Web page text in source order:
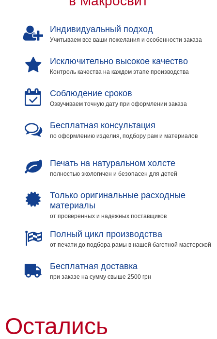
больших
Индивидуальный подход
Учитываем все ваши пожелания и особенности заказа
Исключительно высокое качество
Контроль качества на каждом этапе производства
Соблюдение сроков
Озвучиваем точную дату при оформлении заказа
Бесплатная консультация
по оформлению изделия, подбору рам и материалов
Печать на натуральном холсте
полностью экологичен и безопасен для детей
Только оригинальные расходные
материалы
от проверенных и надежных поставщиков
Полный цикл производства
от печати до подбора рамы в нашей багетной мастерской
Бесплатная доставка
при заказе на сумму свыше 2500 грн
Остались